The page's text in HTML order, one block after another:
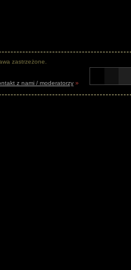
zastrzeżone.
z nami / moderatorzy »